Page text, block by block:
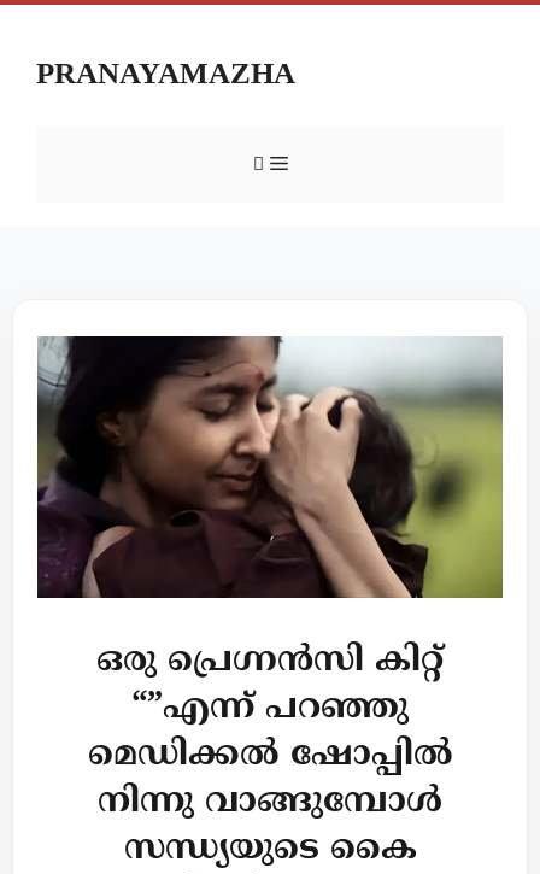
PRANAYAMAZHA
ഒരു പ്രെഗ്നൻസി കിറ്റ്
“”എന്ന് പറഞ്ഞു
മെഡിക്കൽ ഷോപ്പിൽ
നിന്നു വാങ്ങുമ്പോൾ
സന്ധ്യയുടെ കൈ